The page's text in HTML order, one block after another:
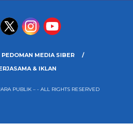
PEDOMAN MEDIA SIBER
& IKLAN
PUBLIK – - ALL RIGHTS RESERVED